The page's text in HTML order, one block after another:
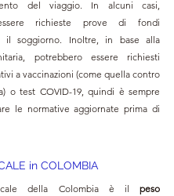
del viaggio. In alcuni casi,
richieste prove di fondi
il soggiorno. Inoltre, in base alla
potrebbero essere richiesti
a vaccinazioni (come quella contro
o test COVID-19, quindi è sempre
le normative aggiornate prima di
in COLOMBIA
della Colombia è il peso